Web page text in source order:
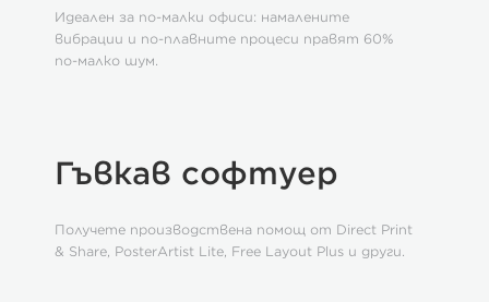
Идеален за по-малки офиси: намалените
вибрации и по-плавните процеси правят 60%
по-малко шум.
Гъвкав софтуер
Получете производствена помощ от Direct Print
& Share, PosterArtist Lite, Free Layout Plus и други.